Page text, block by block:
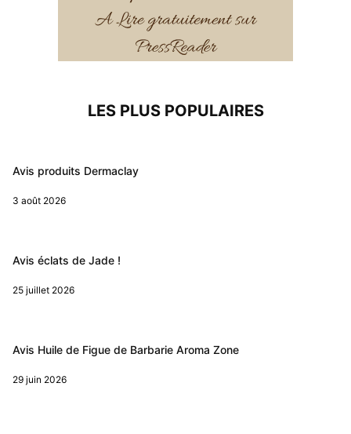
LES PLUS POPULAIRES
Avis produits Dermaclay
3 août 2026
Avis éclats de Jade !
25 juillet 2026
Avis Huile de Figue de Barbarie Aroma Zone
29 juin 2026